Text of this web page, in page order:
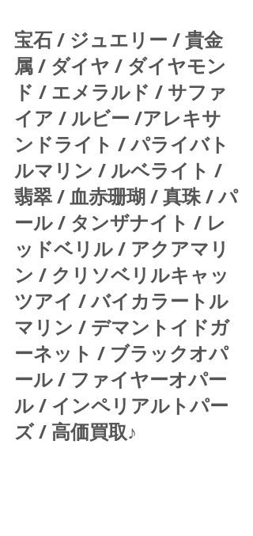
宝石 / ジュエリー / 貴金
属 / ダイヤ / ダイヤモン
ド / エメラルド / サファ
イア / ルビー /アレキサ
ンドライト / パライバト
ルマリン / ルベライト /
翡翠 / 血赤珊瑚 / 真珠 / パ
ール / タンザナイト / レ
ッドベリル / アクアマリ
ン / クリソベリルキャッ
ツアイ / バイカラートル
マリン / デマントイドガ
ーネット / ブラックオパ
ール / ファイヤーオパー
ル / インペリアルトパー
ズ / 高価買取♪